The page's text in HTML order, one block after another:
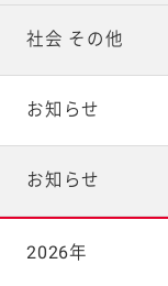
社会 その他
お知らせ
お知らせ
2026年